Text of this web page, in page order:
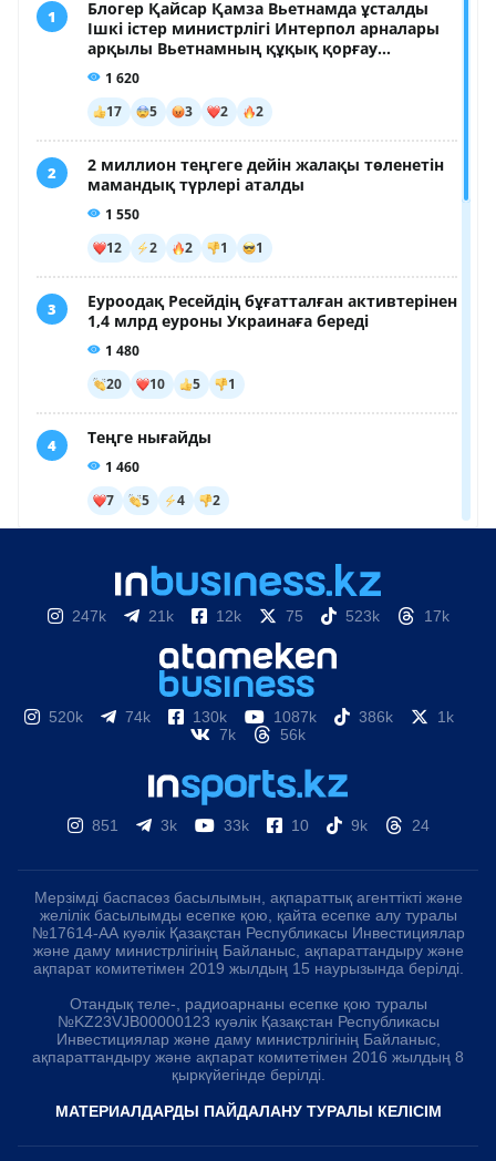
247k 21k 12k 75 523k 17k
520k 74k 130k 1087k 386k
1k
7k
56k
851 3k 33k 10 9k 24
Мерзімді баспасөз басылымын, ақпараттық агенттікті және
желілік басылымды есепке қою, қайта есепке алу туралы
№17614-АА куәлік Қазақстан Республикасы Инвестициялар
және даму министрлігінің Байланыс, ақпараттандыру және
ақпарат комитетімен 2019 жылдың 15 наурызында берілді.
Отандық теле-, радиоарнаны есепке қою туралы
№KZ23VJB00000123 куәлік Қазақстан Республикасы
Инвестициялар және даму министрлігінің Байланыс,
ақпараттандыру және ақпарат комитетімен 2016 жылдың 8
қыркүйегінде берілді.
МАТЕРИАЛДАРДЫ ПАЙДАЛАНУ ТУРАЛЫ КЕЛІСІМ